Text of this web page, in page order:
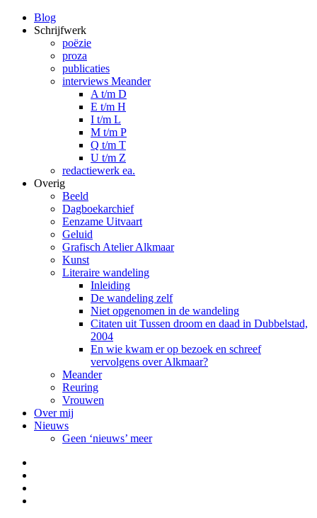
Blog
Schrijfwerk
poëzie
proza
publicaties
interviews Meander
A t/m D
E t/m H
I t/m L
M t/m P
Q t/m T
U t/m Z
redactiewerk ea.
Overig
Beeld
Dagboekarchief
Eenzame Uitvaart
Geluid
Grafisch Atelier Alkmaar
Kunst
Literaire wandeling
Inleiding
De wandeling zelf
Niet opgenomen in de wandeling
Citaten uit Tussen droom en daad in Dubbelstad,
2004
En wie kwam er op bezoek en schreef
vervolgens over Alkmaar?
Meander
Reuring
Vrouwen
Over mij
Nieuws
Geen ‘nieuws’ meer